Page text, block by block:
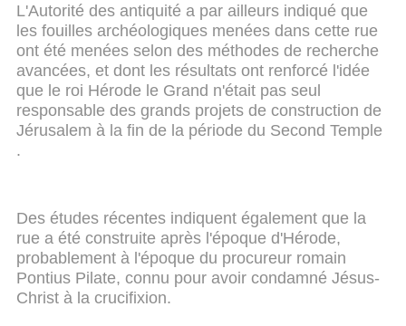
L'Autorité des antiquité a par ailleurs indiqué que
les fouilles archéologiques menées dans cette rue
ont été menées selon des méthodes de recherche
avancées, et dont les résultats ont renforcé l'idée
que le roi Hérode le Grand n'était pas seul
responsable des grands projets de construction de
Jérusalem à la fin de la période du Second Temple
.
Des études récentes indiquent également que la
rue a été construite après l'époque d'Hérode,
probablement à l'époque du procureur romain
Pontius Pilate, connu pour avoir condamné Jésus-
Christ à la crucifixion.